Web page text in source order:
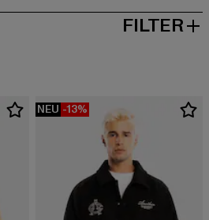
FILTER
NEU -13%